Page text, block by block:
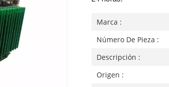
Marca :
Número De Pieza :
Descripción :
Origen :